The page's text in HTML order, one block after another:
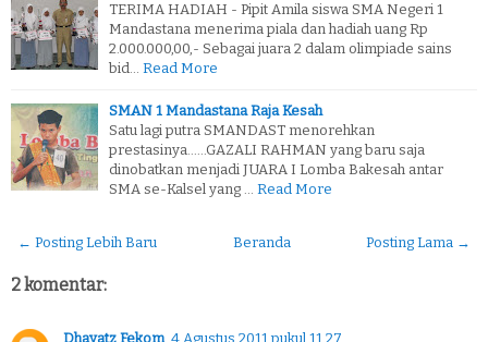
TERIMA HADIAH - Pipit Amila siswa SMA Negeri 1
Mandastana menerima piala dan hadiah uang Rp
2.000.000,00,- Sebagai juara 2 dalam olimpiade sains
bid… Read More
SMAN 1 Mandastana Raja Kesah
Satu lagi putra SMANDAST menorehkan
prestasinya......GAZALI RAHMAN yang baru saja
dinobatkan menjadi JUARA I Lomba Bakesah antar
SMA se-Kalsel yang … Read More
← Posting Lebih Baru Posting Lama →
Beranda
2 komentar:
Dhayatz Fekom 4 Agustus 2011 pukul 11.27